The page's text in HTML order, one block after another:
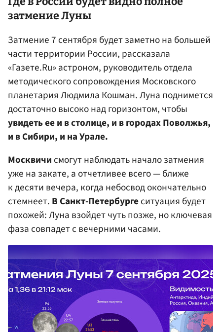
затмение Луны
Затмение 7 сентября будет заметно на большей
части территории России, рассказала
«Газете.Ru» астроном, руководитель отдела
методического сопровождения Московского
планетария Людмила Кошман. Луна поднимется
достаточно высоко над горизонтом, чтобы
увидеть ее и в столице, и в городах Поволжья,
и в Сибири, и на Урале.
Москвичи смогут наблюдать начало затмения
уже на закате, а отчетливее всего — ближе
к десяти вечера, когда небосвод окончательно
стемнеет. В Санкт-Петербургеситуация будет
похожей: Луна взойдет чуть позже, но ключевая
фаза совпадет с вечерними часами.